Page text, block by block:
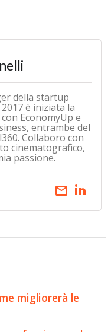
della startup
è iniziata la
EconomyUp e
entrambe del
Collaboro con
cinematografico,
passione.
email
migliorerà le